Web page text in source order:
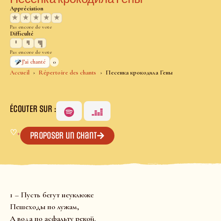
Accueil Répertoire des chants Песенка крокодила Гены
Appréciation
★
★ ★ ★ ★
Pas encore de vote
Difficulté
Pas encore de vote
J’ai chanté
0
ÉCOUTER SUR :
♡+ Proposer un chant
1 – Пусть бегут неуклюже
Пешеходы по лужам,
А вода по асфальту рекой.